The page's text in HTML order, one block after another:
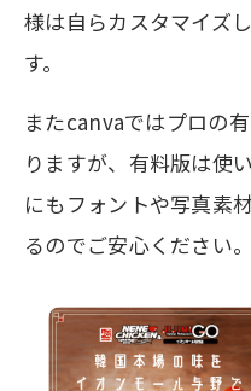
様は自らカスタマイズ
す。
またcanvaではプロの
りますが、有料版は使
にもフォントや写真素
るのでご安心ください。